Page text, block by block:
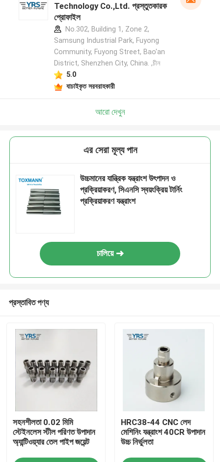
Technology Co.,Ltd. প্রস্তুতকারক
প্রোফাইল
No.302, Building 1, Zone 2,
Samsung Industrial Park, Fuyong
Community, Fuyong Street, Bao'an
District, Shenzhen City, China. ,চীন
5.0
যাচাইকৃত সরবরাহকারী
আরো দেখুন
এর সেরা মূল্য পান
উচ্চমানের যান্ত্রিক যন্ত্রাংশ উৎপাদন ও
প্রক্রিয়াকরণ, সিএনসি স্বয়ংক্রিয় টার্নিং
প্রক্রিয়াকরণ যন্ত্রাংশ
চালিয়ে
প্রস্তাবিত পণ্য
সহনশীলতা 0.02 মিমি
স্টেইনলেস স্টীল পরিণত উপাদান
অ্যান্টিওয়্যার তেল পাইপ জয়েন্ট
HRC38-44 CNC লেদ
মেশিনিং যন্ত্রাংশ 40CR উপাদান
উচ্চ নির্ভুলতা